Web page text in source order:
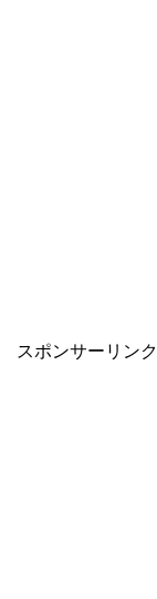
スポンサーリンク